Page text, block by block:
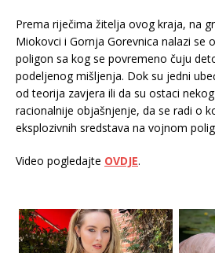
Prema riječima žitelja ovog kraja, na
Miokovci i Gornja Gorevnica nalazi se
poligon sa kog se povremeno čuju
podeljenog mišljenja. Dok su jedni
od teorija zavjera ili da su ostaci
racionalnije objašnjenje, da se radi o
eksplozivnih sredstava na vojnom
Video pogledajte OVDJE.